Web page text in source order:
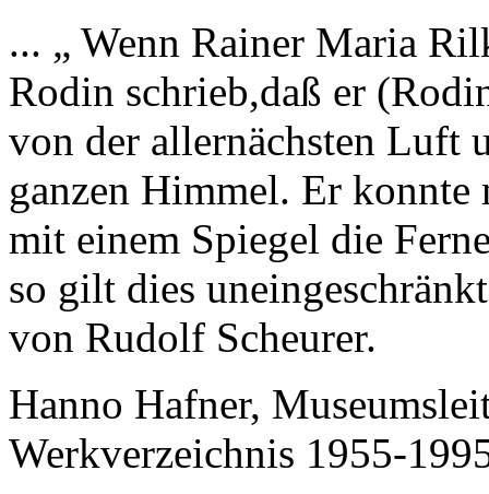
... „ Wenn Rainer Maria
Rodin schrieb,daß er
von der allernächsten Luft
ganzen Himmel. Er
mit einem Spiegel die
so gilt dies
von Rudolf Scheurer.
Hanno Hafner,
Werkverzeichnis 1955-